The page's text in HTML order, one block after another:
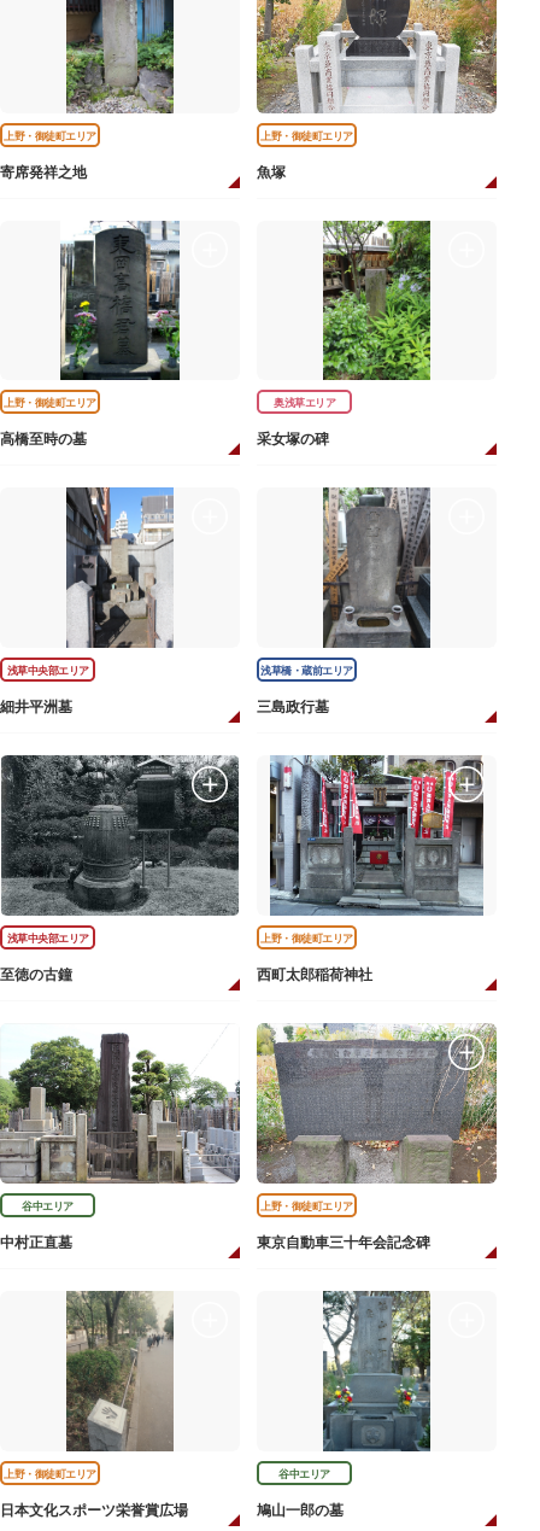
上野・御徒町エリア
寄席発祥之地
上野・御徒町エリア
魚塚
上野・御徒町エリア
高橋至時の墓
奥浅草エリア
采女塚の碑
浅草中央部エリア
細井平洲墓
浅草橋・蔵前エリア
三島政行墓
浅草中央部エリア
至徳の古鐘
上野・御徒町エリア
西町太郎稲荷神社
谷中エリア
中村正直墓
上野・御徒町エリア
東京自動車三十年会記念碑
上野・御徒町エリア
日本文化スポーツ栄誉賞広場
谷中エリア
鳩山一郎の墓